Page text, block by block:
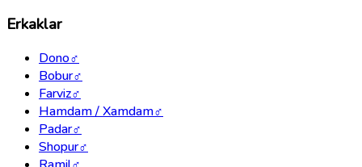
Erkaklar
Dono♂
Bobur♂
Farviz♂
Hamdam / Xamdam♂
Padar♂
Shopur♂